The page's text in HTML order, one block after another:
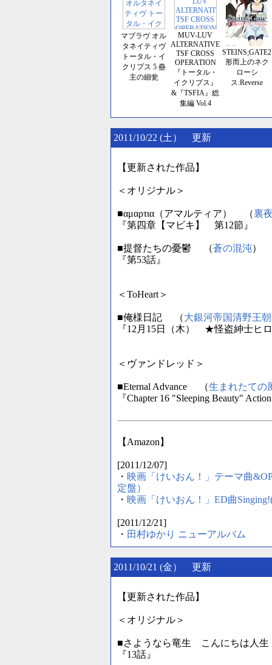
マブラヴ オル
タネイティヴ
トータル・イ
クリプス 5 蠱
主の細瓮
MUV-LUV
ALTERNATIVE
TSF CROSS
OPERATION
『トータル・
イクリプス』
&『TSFIA』総
集編 Vol.4
STEINS;GATE2
形而上のネク
ローシ
ス:Reverse
2011/10/22 (土） 更新
【更新された作品】
＜オリジナル＞
■αμαρτια（アマルティア） （裏
『第四章【マビキ】 第12節』
■提督たちの憂鬱 （蒼の混沌）
『第53話』
＜ToHeart＞
■俺様日記 （大銀河帝国清野王朝
『12月15日（木） ★怪盗紳士ヒ
＜ヴァンドレッド＞
■Eternal Advance （生まれたての
『Chapter 16 "Sleeping Beauty"
【Amazon】
[2011/12/07]
・ 映画「けいおん！」テーマ曲
定盤）
・ 映画「けいおん！」ED曲
[2011/12/21]
・ 田村ゆかり ニューアルバム
2011/10/21 (金） 更新
【更新された作品】
＜オリジナル＞
■さようなら竜生 こんにちは人
『13話』